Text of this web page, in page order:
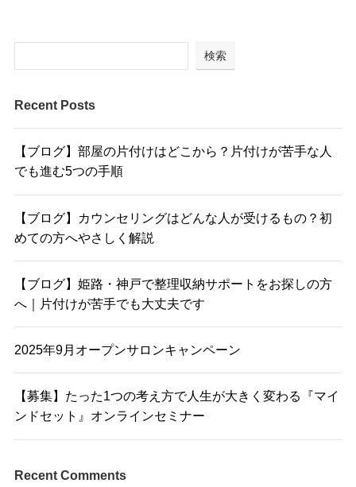
検索
Recent Posts
【ブログ】部屋の片付けはどこから？片付けが苦手な人
でも進む5つの手順
【ブログ】カウンセリングはどんな人が受けるもの？初
めての方へやさしく解説
【ブログ】姫路・神戸で整理収納サポートをお探しの方
へ｜片付けが苦手でも大丈夫です
2025年9月オープンサロンキャンペーン
【募集】たった1つの考え方で人生が大きく変わる『マイ
ンドセット』オンラインセミナー
Recent Comments